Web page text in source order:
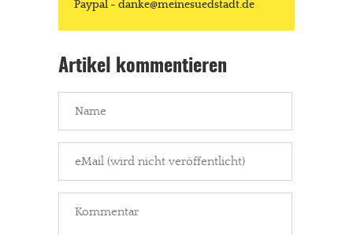
Paypal - danke@meinesuedstadt.de
Artikel kommentieren